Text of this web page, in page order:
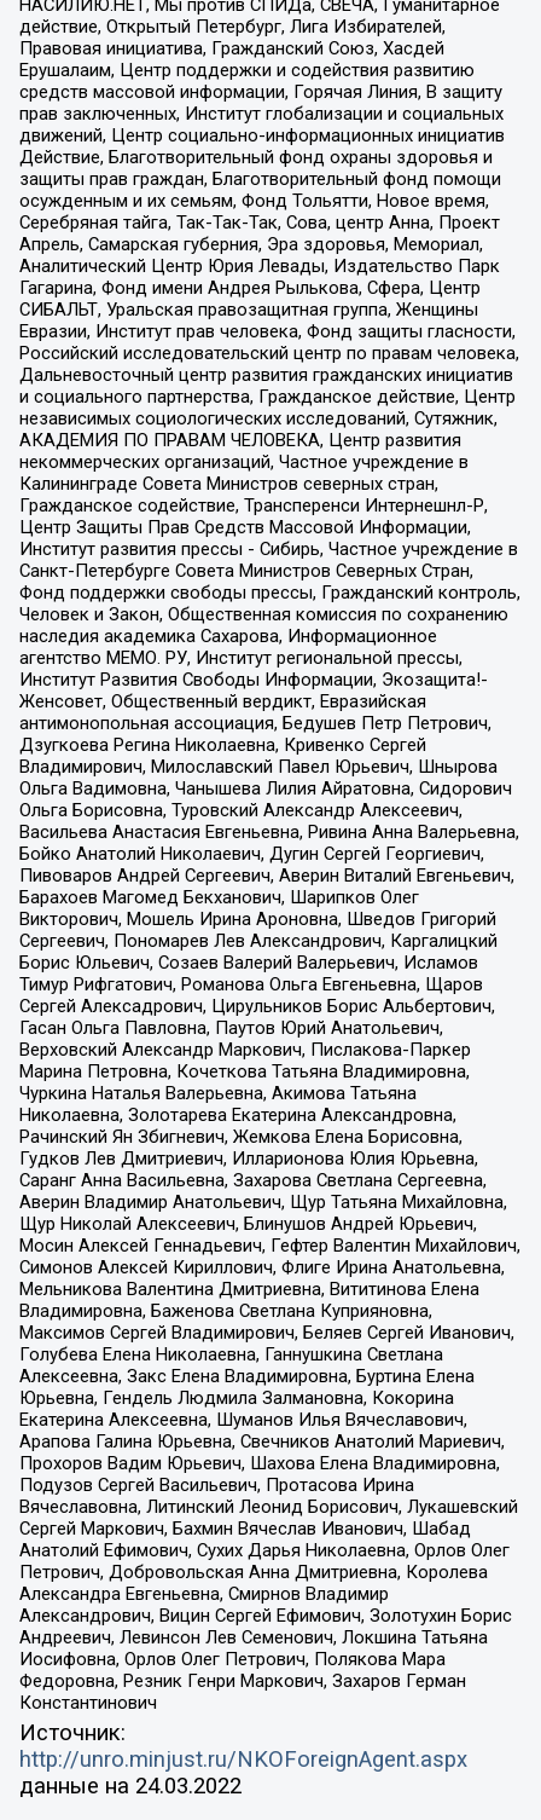
действие, Открытый Петербург, Лига Избирателей,
Правовая инициатива, Гражданский Союз, Хасдей
Ерушалаим, Центр поддержки и содействия развитию
средств массовой информации, Горячая Линия, В защиту
прав заключенных, Институт глобализации и социальных
движений, Центр социально-информационных инициатив
Действие, Благотворительный фонд охраны здоровья и
защиты прав граждан, Благотворительный фонд помощи
осужденным и их семьям, Фонд Тольятти, Новое время,
Серебряная тайга, Так-Так-Так, Сова, центр Анна, Проект
Апрель, Самарская губерния, Эра здоровья, Мемориал,
Аналитический Центр Юрия Левады, Издательство Парк
Гагарина, Фонд имени Андрея Рылькова, Сфера, Центр
СИБАЛЬТ, Уральская правозащитная группа, Женщины
Евразии, Институт прав человека, Фонд защиты гласности,
Российский исследовательский центр по правам человека,
Дальневосточный центр развития гражданских инициатив
и социального партнерства, Гражданское действие, Центр
независимых социологических исследований, Сутяжник,
АКАДЕМИЯ ПО ПРАВАМ ЧЕЛОВЕКА, Центр развития
некоммерческих организаций, Частное учреждение в
Калининграде Совета Министров северных стран,
Гражданское содействие, Трансперенси Интернешнл-Р,
Центр Защиты Прав Средств Массовой Информации,
Институт развития прессы - Сибирь, Частное учреждение в
Санкт-Петербурге Совета Министров Северных Стран,
Фонд поддержки свободы прессы, Гражданский контроль,
Человек и Закон, Общественная комиссия по сохранению
наследия академика Сахарова, Информационное
агентство МЕМО. РУ, Институт региональной прессы,
Институт Развития Свободы Информации, Экозащита!-
Женсовет, Общественный вердикт, Евразийская
антимонопольная ассоциация, Бедушев Петр Петрович,
Дзугкоева Регина Николаевна, Кривенко Сергей
Владимирович, Милославский Павел Юрьевич, Шнырова
Ольга Вадимовна, Чанышева Лилия Айратовна, Сидорович
Ольга Борисовна, Туровский Александр Алексеевич,
Васильева Анастасия Евгеньевна, Ривина Анна Валерьевна,
Бойко Анатолий Николаевич, Дугин Сергей Георгиевич,
Пивоваров Андрей Сергеевич, Аверин Виталий Евгеньевич,
Барахоев Магомед Бекханович, Шарипков Олег
Викторович, Мошель Ирина Ароновна, Шведов Григорий
Сергеевич, Пономарев Лев Александрович, Каргалицкий
Борис Юльевич, Созаев Валерий Валерьевич, Исламов
Тимур Рифгатович, Романова Ольга Евгеньевна, Щаров
Сергей Алексадрович, Цирульников Борис Альбертович,
Гасан Ольга Павловна, Паутов Юрий Анатольевич,
Верховский Александр Маркович, Пислакова-Паркер
Марина Петровна, Кочеткова Татьяна Владимировна,
Чуркина Наталья Валерьевна, Акимова Татьяна
Николаевна, Золотарева Екатерина Александровна,
Рачинский Ян Збигневич, Жемкова Елена Борисовна,
Гудков Лев Дмитриевич, Илларионова Юлия Юрьевна,
Саранг Анна Васильевна, Захарова Светлана Сергеевна,
Аверин Владимир Анатольевич, Щур Татьяна Михайловна,
Щур Николай Алексеевич, Блинушов Андрей Юрьевич,
Мосин Алексей Геннадьевич, Гефтер Валентин Михайлович,
Симонов Алексей Кириллович, Флиге Ирина Анатольевна,
Мельникова Валентина Дмитриевна, Вититинова Елена
Владимировна, Баженова Светлана Куприяновна,
Максимов Сергей Владимирович, Беляев Сергей Иванович,
Голубева Елена Николаевна, Ганнушкина Светлана
Алексеевна, Закс Елена Владимировна, Буртина Елена
Юрьевна, Гендель Людмила Залмановна, Кокорина
Екатерина Алексеевна, Шуманов Илья Вячеславович,
Арапова Галина Юрьевна, Свечников Анатолий Мариевич,
Прохоров Вадим Юрьевич, Шахова Елена Владимировна,
Подузов Сергей Васильевич, Протасова Ирина
Вячеславовна, Литинский Леонид Борисович, Лукашевский
Сергей Маркович, Бахмин Вячеслав Иванович, Шабад
Анатолий Ефимович, Сухих Дарья Николаевна, Орлов Олег
Петрович, Добровольская Анна Дмитриевна, Королева
Александра Евгеньевна, Смирнов Владимир
Александрович, Вицин Сергей Ефимович, Золотухин Борис
Андреевич, Левинсон Лев Семенович, Локшина Татьяна
Иосифовна, Орлов Олег Петрович, Полякова Мара
Федоровна, Резник Генри Маркович, Захаров Герман
Константинович
Источник:
http://unro.minjust.ru/NKOForeignAgent.aspx
данные на 24.03.2022